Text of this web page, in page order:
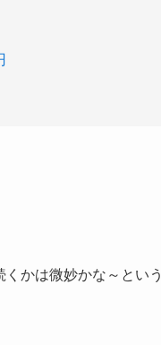
かは微妙かな～という